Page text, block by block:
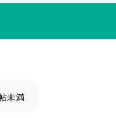
未満